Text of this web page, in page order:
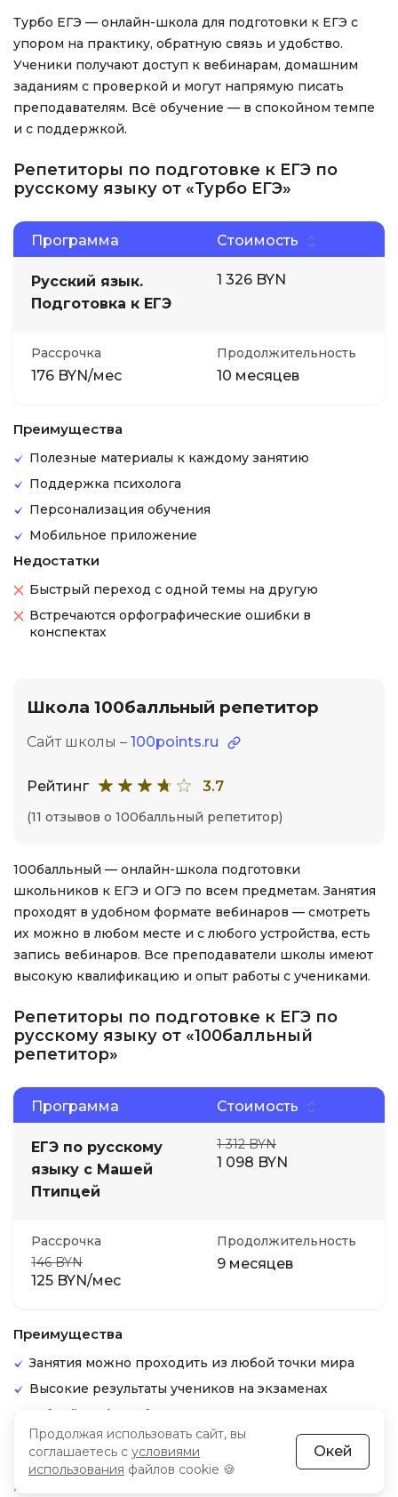
Турбо ЕГЭ — онлайн-школа для подготовки к ЕГЭ с
упором на практику, обратную связь и удобство.
Ученики получают доступ к вебинарам, домашним
заданиям с проверкой и могут напрямую писать
преподавателям. Всё обучение — в спокойном темпе
и с поддержкой.
Репетиторы по подготовке к ЕГЭ по
русскому языку от «Турбо ЕГЭ»
Программа Стоимость
Русский язык.
Подготовка к ЕГЭ
1 326 BYN
Рассрочка
176 BYN/мес
Продолжительность
10 месяцев
Преимущества
Полезные материалы к каждому занятию
Поддержка психолога
Персонализация обучения
Мобильное приложение
Недостатки
Быстрый переход с одной темы на другую
Встречаются орфографические ошибки в
конспектах
Школа 100балльный репетитор
Сайт школы – 100points.ru
Рейтинг 3.7
(11 отзывов о 100балльный репетитор)
100балльный — онлайн-школа подготовки
школьников к ЕГЭ и ОГЭ по всем предметам. Занятия
проходят в удобном формате вебинаров — смотреть
их можно в любом месте и с любого устройства, есть
запись вебинаров. Все преподаватели школы имеют
высокую квалификацию и опыт работы с учениками.
Репетиторы по подготовке к ЕГЭ по
русскому языку от «100балльный
репетитор»
Программа Стоимость
ЕГЭ по русскому
языку с Машей
Птипцей
1 312 BYN
1 098 BYN
Рассрочка
146 BYN
125 BYN/мес
Продолжительность
9 месяцев
Преимущества
Занятия можно проходить из любой точки мира
Высокие результаты учеников на экзаменах
Гибкий график обучения, доступ к материалам в
любое время
Недостатки
Продолжая использовать сайт, вы
соглашаетесь с условиями
использования файлов cookie 🍪
Окей